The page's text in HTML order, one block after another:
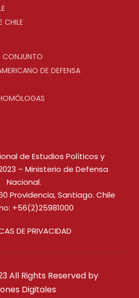
CHILE
CONJUNTO
DE DEFENSA
de Estudios Políticos y
– Ministerio de Defensa
Nacional.
Providencia, Santiago. Chile
+56(2)25981000
DE PRIVACIDAD
All Rights Reserved by
Digitales